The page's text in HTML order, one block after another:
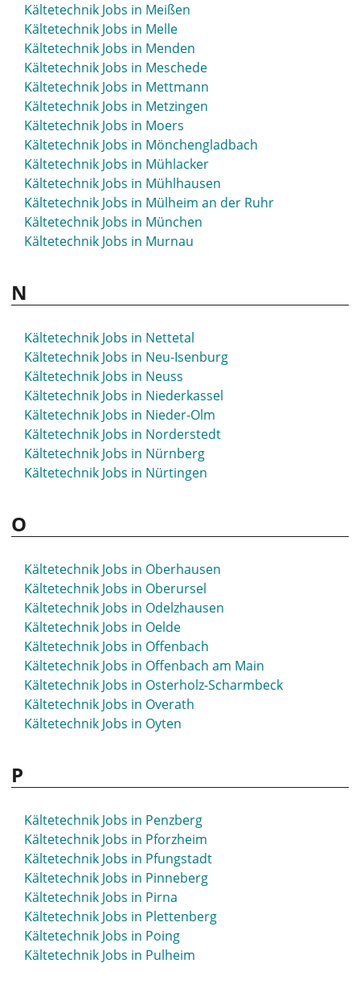
Kältetechnik Jobs in Meißen
Kältetechnik Jobs in Melle
Kältetechnik Jobs in Menden
Kältetechnik Jobs in Meschede
Kältetechnik Jobs in Mettmann
Kältetechnik Jobs in Metzingen
Kältetechnik Jobs in Moers
Kältetechnik Jobs in Mönchengladbach
Kältetechnik Jobs in Mühlacker
Kältetechnik Jobs in Mühlhausen
Kältetechnik Jobs in Mülheim an der Ruhr
Kältetechnik Jobs in München
Kältetechnik Jobs in Murnau
N
Kältetechnik Jobs in Nettetal
Kältetechnik Jobs in Neu-Isenburg
Kältetechnik Jobs in Neuss
Kältetechnik Jobs in Niederkassel
Kältetechnik Jobs in Nieder-Olm
Kältetechnik Jobs in Norderstedt
Kältetechnik Jobs in Nürnberg
Kältetechnik Jobs in Nürtingen
O
Kältetechnik Jobs in Oberhausen
Kältetechnik Jobs in Oberursel
Kältetechnik Jobs in Odelzhausen
Kältetechnik Jobs in Oelde
Kältetechnik Jobs in Offenbach
Kältetechnik Jobs in Offenbach am Main
Kältetechnik Jobs in Osterholz-Scharmbeck
Kältetechnik Jobs in Overath
Kältetechnik Jobs in Oyten
P
Kältetechnik Jobs in Penzberg
Kältetechnik Jobs in Pforzheim
Kältetechnik Jobs in Pfungstadt
Kältetechnik Jobs in Pinneberg
Kältetechnik Jobs in Pirna
Kältetechnik Jobs in Plettenberg
Kältetechnik Jobs in Poing
Kältetechnik Jobs in Pulheim